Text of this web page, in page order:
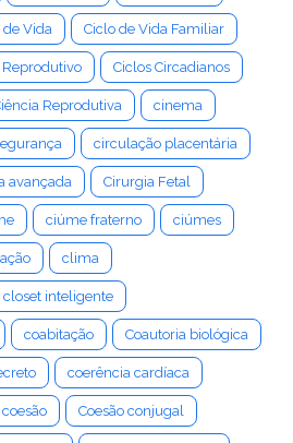
de Vida Ciclo de Vida Familiar
Reprodutivo Ciclos Circadianos
Reprodutiva cinema
circulação placentária
avançada Cirurgia Fetal
ciúme fraterno ciúmes
clima
closet inteligente
coabitação Coautoria biológica
coerência cardíaca
coesão Coesão conjugal